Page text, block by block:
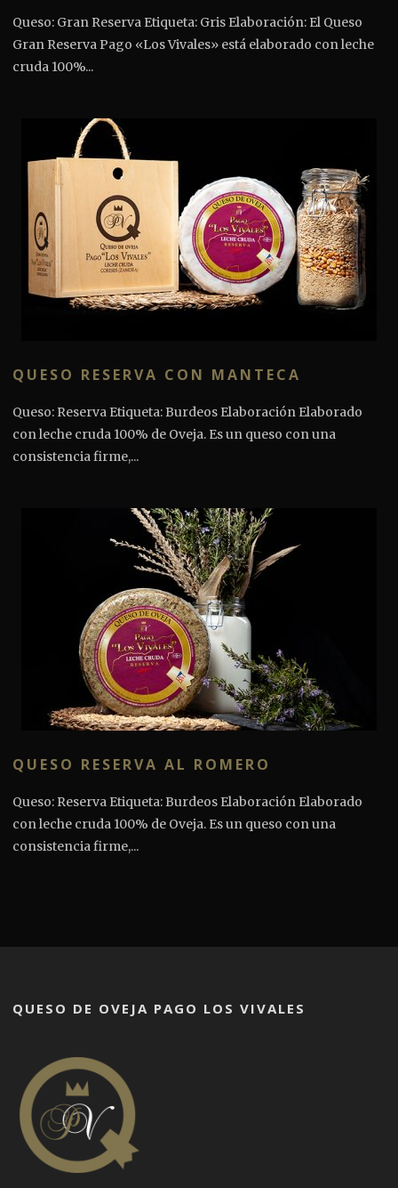
Queso: Gran Reserva Etiqueta: Gris Elaboración: El Queso
Gran Reserva Pago «Los Vivales» está elaborado con leche
cruda 100%...
QUESO RESERVA CON MANTECA
Queso: Reserva Etiqueta: Burdeos Elaboración Elaborado
con leche cruda 100% de Oveja. Es un queso con una
consistencia firme,...
QUESO RESERVA AL ROMERO
Queso: Reserva Etiqueta: Burdeos Elaboración Elaborado
con leche cruda 100% de Oveja. Es un queso con una
consistencia firme,...
QUESO DE OVEJA PAGO LOS VIVALES